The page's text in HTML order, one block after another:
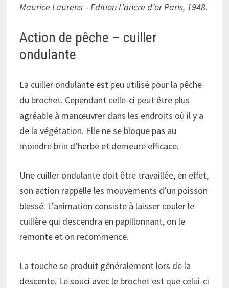
Maurice Laurens – EditionL’ancre d’orParis, 1948.
Action de pêche – cuiller
ondulante
La cuiller ondulante est peu utilisé pour la pêche
du brochet. Cependant celle-ci peut être plus
agréable à manœuvrer dans les endroits où il y a
de la végétation. Elle ne se bloque pas au
moindre brin d’herbe et demeure efficace.
Une cuiller ondulante doit être travaillée, en effet,
son action rappelle les mouvements d’un poisson
blessé. L’animation consiste à laisser couler le
cuillère qui descendra en papillonnant, on le
remonte et on recommence.
La touche se produit généralement lors de la
descente. Le souci avec le brochet est que celui-ci